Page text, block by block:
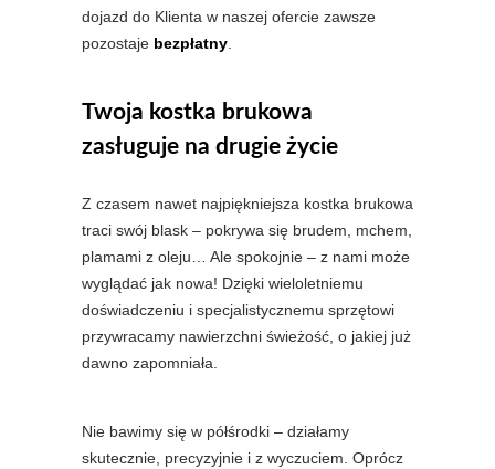
dojazd do Klienta w naszej ofercie zawsze
pozostaje bezpłatny.
Twoja kostka brukowa
zasługuje na drugie życie
Z czasem nawet najpiękniejsza kostka brukowa
traci swój blask – pokrywa się brudem, mchem,
plamami z oleju… Ale spokojnie – z nami może
wyglądać jak nowa! Dzięki wieloletniemu
doświadczeniu i specjalistycznemu sprzętowi
przywracamy nawierzchni świeżość, o jakiej już
dawno zapomniała.
Nie bawimy się w półśrodki – działamy
skutecznie, precyzyjnie i z wyczuciem. Oprócz